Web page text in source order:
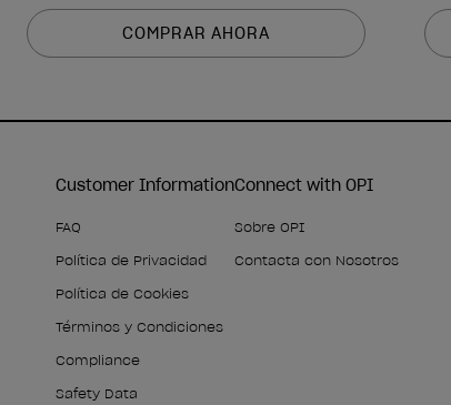
COMPRAR AHORA
Customer Information
FAQ
Política de Privacidad
Política de Cookies
Términos y Condiciones
Compliance
Safety Data
Connect with OPI
Sobre OPI
Contacta con Nosotros